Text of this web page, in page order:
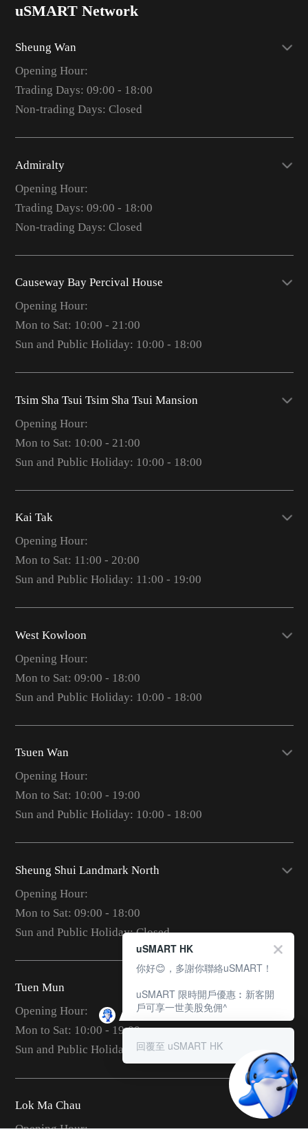
uSMART Network
Sheung Wan
Opening Hour:
Trading Days: 09:00 - 18:00
Non-trading Days: Closed
Admiralty
Opening Hour:
Trading Days: 09:00 - 18:00
Non-trading Days: Closed
Causeway Bay Percival House
Opening Hour:
Mon to Sat: 10:00 - 21:00
Sun and Public Holiday: 10:00 - 18:00
Tsim Sha Tsui Tsim Sha Tsui Mansion
Opening Hour:
Mon to Sat: 10:00 - 21:00
Sun and Public Holiday: 10:00 - 18:00
Kai Tak
Opening Hour:
Mon to Sat: 11:00 - 20:00
Sun and Public Holiday: 11:00 - 19:00
West Kowloon
Opening Hour:
Mon to Sat: 09:00 - 18:00
Sun and Public Holiday: 10:00 - 18:00
Tsuen Wan
Opening Hour:
Mon to Sat: 10:00 - 19:00
Sun and Public Holiday: 10:00 - 18:00
Sheung Shui Landmark North
Opening Hour:
Mon to Sat: 09:00 - 18:00
Sun and Public Holiday: Closed
Tuen Mun
Opening Hour:
Mon to Sat: 10:00 - 19:00
Sun and Public Holiday: 10:00 - 18:00
Lok Ma Chau
uSMART HK
你好😊，多謝你聯絡uSMART！
uSMART 限時開戶優惠︰新客開
戶可享一世美股免佣^
回覆至 uSMART HK